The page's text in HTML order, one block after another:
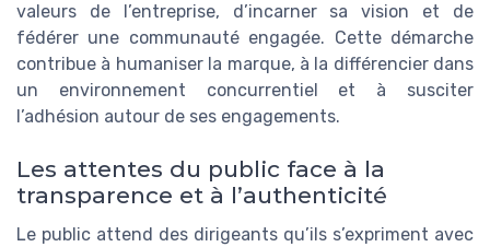
valeurs de l’entreprise, d’incarner sa vision et de
fédérer une communauté engagée. Cette démarche
contribue à humaniser la marque, à la différencier dans
un environnement concurrentiel et à susciter
l’adhésion autour de ses engagements.
Les attentes du public face à la
transparence et à l’authenticité
Le public attend des dirigeants qu’ils s’expriment avec